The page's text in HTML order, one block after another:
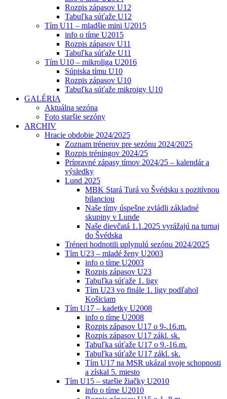
Rozpis zápasov U12
Tabuľka súťaže U12
Tím U11 – mladšie mini U2015
info o tíme U2015
Rozpis zápasov U11
Tabuľka súťaže U11
Tím U10 – mikroliga U2016
Súpiska tímu U10
Rozpis zápasov U10
Tabuľka súťaže mikroigy U10
GALÉRIA
Aktuálna sezóna
Foto staršie sezóny
ARCHIV
Hracie obdobie 2024/2025
Zoznam trénerov pre sezónu 2024/2025
Rozpis tréningov 2024/25
Prípravné zápasy tímov 2024/25 – kalendár a
výsledky
Lund 2025
MBK Stará Turá vo Švédsku s pozitívnou
bilanciou
Naše tímy úspešne zvládli základné
skupiny v Lunde
Naše dievčatá 1.1.2025 vyrážajú na turnaj
do Švédska
Tréneri hodnotili uplynulú sezónu 2024/2025
Tím U23 – mladé ženy U2003
info o tíme U2003
Rozpis zápasov U23
Tabuľka súťaže 1. ligy
Tím U23 vo finále 1. ligy podľahol
Košiciam
Tím U17 – kadetky U2008
info o tíme U2008
Rozpis zápasov U17 o 9-.16.m.
Rozpis zápasov U17 zákl. sk.
Tabuľka súťaže U17 o 9.-16.m.
Tabuľka súťaže U17 zákl. sk.
Tím U17 na MSR ukázal svoje schopnosti
a získal 5. miesto
Tím U15 – staršie žiačky U2010
info o tíme U2010